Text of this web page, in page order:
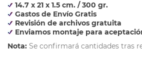
14.7 x 21 x 1.5 cm. / 300 gr.
Gastos de Envío Gratis
Revisión de archivos gratuita
Enviamos montaje para
Nota: Se confirmará cantidades tras